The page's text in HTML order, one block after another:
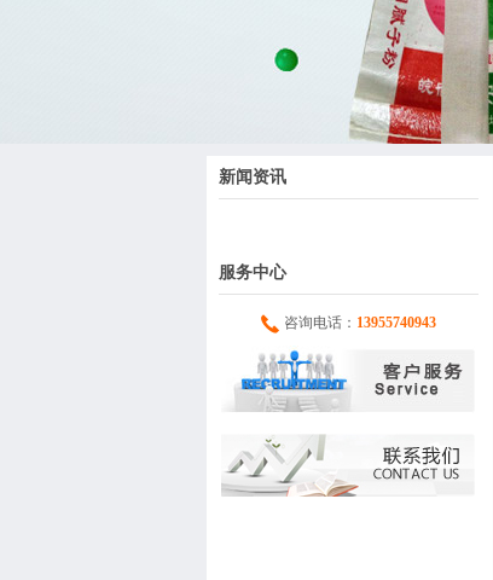
新闻资讯
服务中心
咨询电话： 13955740943